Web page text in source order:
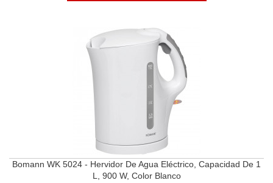
Bomann WK 5024 - Hervidor De Agua Eléctrico, Capacidad De 1
L, 900 W, Color Blanco